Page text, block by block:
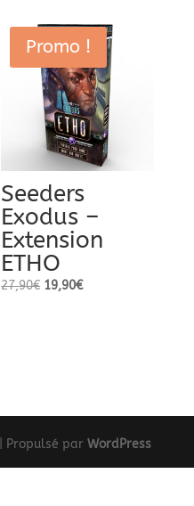
Promo !
Seeders
Exodus –
Extension
ETHO
27,90€ Le
19,90€Le
| Propulsé parWordPress